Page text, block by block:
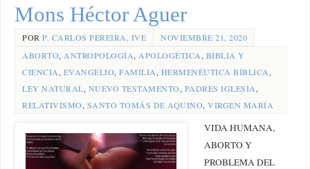
Mons Héctor Aguer
PORP. CARLOS PEREIRA, IVE
NOVIEMBRE 21, 2020
ABORTO, ANTROPOLOGÍA, APOLOGÉTICA, BIBLIA Y
CIENCIA, EVANGELIO,FAMILIA, HERMENÉUTICA BÍBLICA,
LEY NATURAL, NUEVO TESTAMENTO, PADRES IGLESIA,
RELATIVISMO, SANTO TOMÁS DE AQUINO,VIRGEN MARÍA
VIDA HUMANA,
ABORTO Y
PROBLEMA DEL